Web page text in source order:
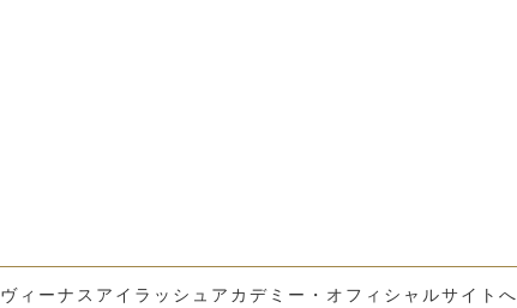
ヴィーナスアイラッシュアカデミー・オフィシャルサイトへ